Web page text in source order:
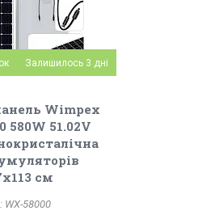
Залишилось 3 дні
Wimpex
580W 51.02V
см
WX-58000